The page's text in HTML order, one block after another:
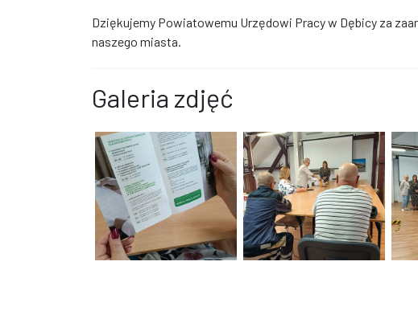
Dziękujemy Powiatowemu Urzędowi Pracy w Dębicy za
naszego miasta.
Galeria zdjęć
Dłonie trzymają otwartą broszurę informacyjną
Grupa osób uczestniczy w